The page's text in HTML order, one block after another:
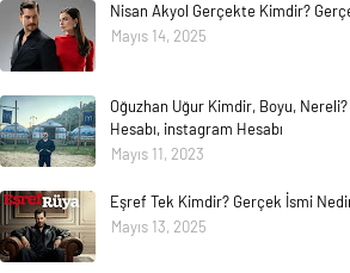
Nisan Akyol Gerçekte Kimdir?
Mayıs 14, 2025
Oğuzhan Uğur Kimdir, Boyu,
Hesabı, instagram Hesabı
Mayıs 11, 2023
Eşref Tek Kimdir? Gerçek İsmi
Mayıs 13, 2025